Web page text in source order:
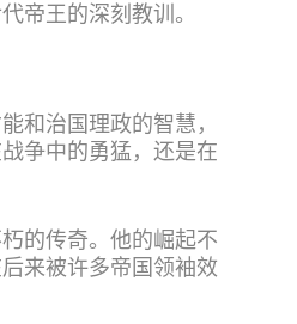
帝王的深刻教训。
和治国理政的智慧，
争中的勇猛，还是在
的传奇。他的崛起不
来被许多帝国领袖效